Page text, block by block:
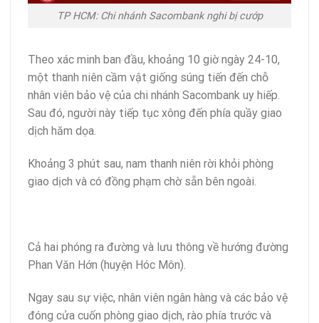
TP HCM: Chi nhánh Sacombank nghi bị cướp
Theo xác minh ban đầu, khoảng 10 giờ ngày 24-10,
một thanh niên cầm vật giống súng tiến đến chỗ
nhân viên bảo vệ của chi nhánh Sacombank uy hiếp.
Sau đó, người này tiếp tục xông đến phía quầy giao
dịch hăm dọa.
Khoảng 3 phút sau, nam thanh niên rời khỏi phòng
giao dịch và có đồng phạm chờ sẵn bên ngoài.
Cả hai phóng ra đường và lưu thông về hướng đường
Phan Văn Hớn (huyện Hóc Môn).
Ngay sau sự việc, nhân viên ngân hàng và các bảo vệ
đóng cửa cuốn phòng giao dịch, rào phía trước và